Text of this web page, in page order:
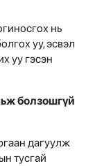
нь
уу, эсвэл
уу гэсэн
болзошгүй
дагуулж
тусгай